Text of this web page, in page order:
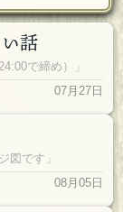
話
で締め）」
07月27日
図です」
08月05日